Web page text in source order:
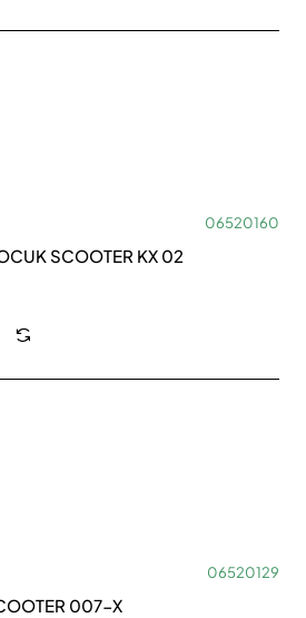
06520160
SCOOTER KX 02
06520129
007-X